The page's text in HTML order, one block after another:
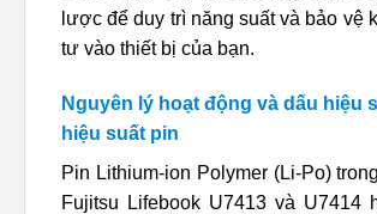
lược để duy trì năng suất và bảo vệ
tư vào thiết bị của bạn.
Nguyên lý hoạt động và dấu hiệu
hiệu suất pin
Pin Lithium-ion Polymer (Li-Po)
Fujitsu Lifebook U7413 và U7414